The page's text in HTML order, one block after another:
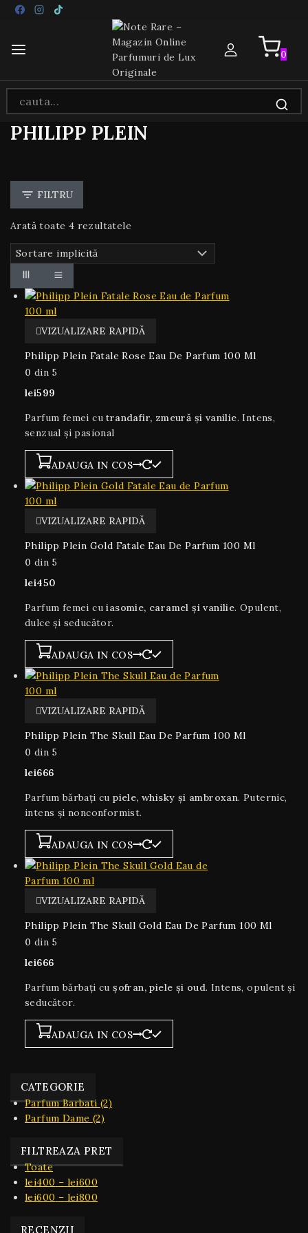
Salt
0
Căutare
pentru:
PHILIPP PLEIN
FILTRU
Arată toate 4 rezultatele
VIZUALIZARE RAPIDĂ
Philipp Plein Fatale Rose Eau De Parfum 100 Ml
0 din 5
lei599
Parfum femei cutrandafir, zmeură și vanilie. Intens,
senzual și pasional
ADAUGA IN COS
VIZUALIZARE RAPIDĂ
Philipp Plein Gold Fatale Eau De Parfum 100 Ml
0 din 5
lei450
Parfum femei cuiasomie, caramel și vanilie. Opulent,
dulce și seducător.
ADAUGA IN COS
VIZUALIZARE RAPIDĂ
Philipp Plein The Skull Eau De Parfum 100 Ml
0 din 5
lei666
Parfum bărbați cupiele, whisky și ambroxan. Puternic,
intens și nonconformist.
ADAUGA IN COS
VIZUALIZARE RAPIDĂ
Philipp Plein The Skull Gold Eau De Parfum 100 Ml
0 din 5
lei666
Parfum bărbați cușofran, piele și oud. Intens, opulent și
seducător.
ADAUGA IN COS
CATEGORIE
Parfum Barbati(2)
Parfum Dame (2)
FILTREAZA PRET
Toate
lei400 – lei600
lei600 – lei800
RECENZII